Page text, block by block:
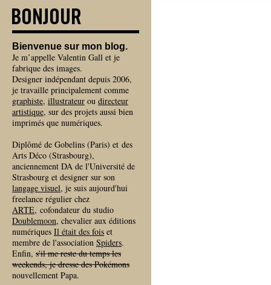
Bienvenue sur mon blog.
Je m’appelle Valentin Gall et je
fabrique des images.
Designer indépendant depuis 2006,
je travaille principalement comme
graphiste, illustrateur ou directeur
artistique, sur des projets aussi bien
imprimés que numériques.
Diplômé de Gobelins (Paris) et des
Arts Déco (Strasbourg),
anciennement DA de l'Université de
Strasbourg et designer sur son
langage visuel, je suis aujourd'hui
freelance régulier chez
ARTE, cofondateur du studio
Doublemoon, chevalier aux éditions
numériques Il était des fois et
membre de l'association Spiders.
Enfin, s'il me reste du temps les
weekends, je dresse des Pokémons
nouvellement Papa.